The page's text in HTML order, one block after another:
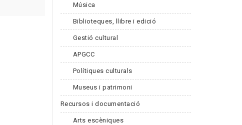
Música
Biblioteques, llibre i edició
Gestió cultural
APGCC
Polítiques culturals
Museus i patrimoni
Recursos i documentació
Arts escèniques